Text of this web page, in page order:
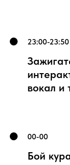
23:00-23:50
вокал и
00-00
Бой